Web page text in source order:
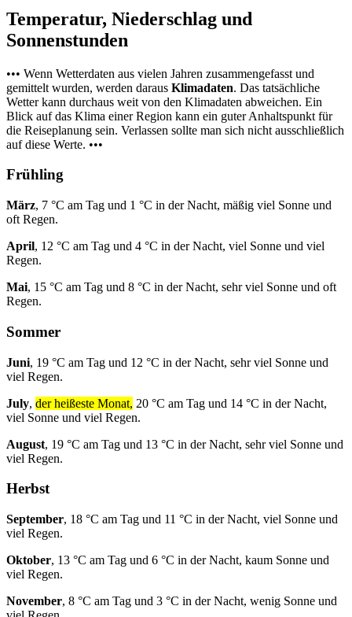
Temperatur, Niederschlag und
Sonnenstunden
••• Wenn Wetterdaten aus vielen Jahren zusammengefasst und
gemittelt wurden, werden daraus Klimadaten. Das tatsächliche
Wetter kann durchaus weit von den Klimadaten abweichen. Ein
Blick auf das Klima einer Region kann ein guter Anhaltspunkt für
die Reiseplanung sein. Verlassen sollte man sich nicht ausschließlich
auf diese Werte. •••
Frühling
März, 7 °C am Tag und 1 °C in der Nacht, mäßig viel Sonne und
oft Regen.
April, 12 °C am Tag und 4 °C in der Nacht, viel Sonne und viel
Regen.
Mai, 15 °C am Tag und 8 °C in der Nacht, sehr viel Sonne und oft
Regen.
Sommer
Juni, 19 °C am Tag und 12 °C in der Nacht, sehr viel Sonne und
viel Regen.
July, der heißeste Monat, 20 °C am Tag und 14 °C in der Nacht,
viel Sonne und viel Regen.
August, 19 °C am Tag und 13 °C in der Nacht, sehr viel Sonne und
viel Regen.
Herbst
September, 18 °C am Tag und 11 °C in der Nacht, viel Sonne und
viel Regen.
Oktober, 13 °C am Tag und 6 °C in der Nacht, kaum Sonne und
viel Regen.
November, 8 °C am Tag und 3 °C in der Nacht, wenig Sonne und